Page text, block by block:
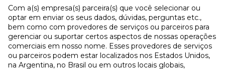
Com a(s) empresa(s) parceira(s) que você selecionar ou
optar em enviar os seus dados, dúvidas, perguntas etc.,
bem como com provedores de serviços ou parceiros para
gerenciar ou suportar certos aspectos de nossas operações
comerciais em nosso nome. Esses provedores de serviços
ou parceiros podem estar localizados nos Estados Unidos,
na Argentina, no Brasil ou em outros locais globais,